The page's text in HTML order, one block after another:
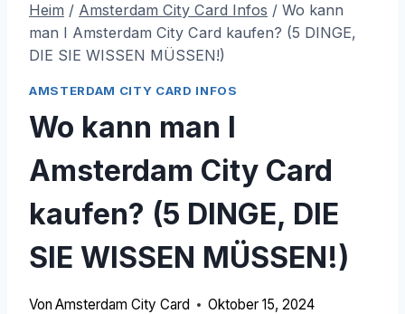
Heim / Amsterdam City Card Infos / Wo kann
man I Amsterdam City Card kaufen? (5 DINGE,
DIE SIE WISSEN MÜSSEN!)
AMSTERDAM CITY CARD INFOS
Wo kann man I
Amsterdam City Card
kaufen? (5 DINGE, DIE
SIE WISSEN MÜSSEN!)
Von Amsterdam City Card Oktober 15, 2024